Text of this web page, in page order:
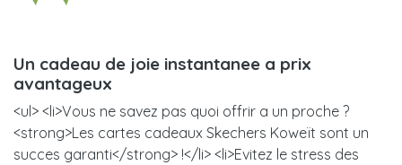
Un cadeau de joie instantanee a prix
avantageux
<ul> <li>Vous ne savez pas quoi offrir a un proche ?
<strong>Les cartes cadeaux Skechers Koweït sont un
succes garanti</strong> !</li> <li>Evitez le stress des